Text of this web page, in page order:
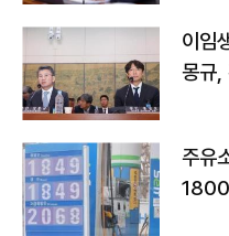
이임
몽규,
주유
1800